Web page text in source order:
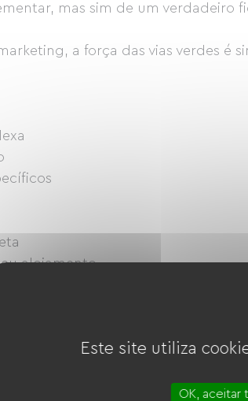
mas sim de um verdadeiro
a força das vias verdes é
alojamento
1 hora, 2 horas ou um dia inteiro.
expectativas dos hóspedes que
Este site utiliza
OK, aceitar